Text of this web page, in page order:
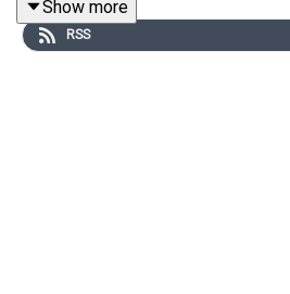
Show more
RSS